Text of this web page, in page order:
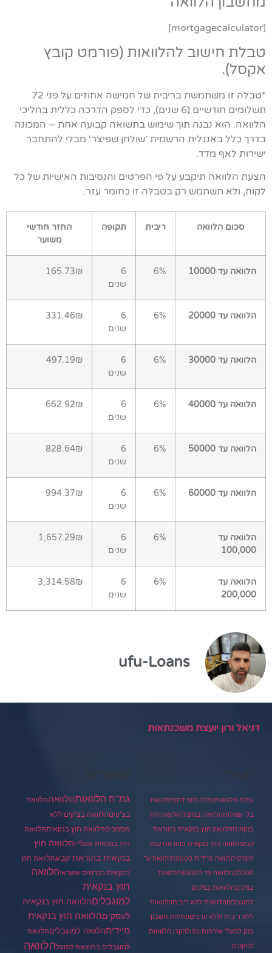
[mortgagecalculator]
טבלת חישוב להלוואות (פורמט קובץ
אקסל).
*טבלה זו משתמשת בריבית של חמישה אחוזים על פני 72
תשלומים חודשיים (6 שנים), כדי לספק הדרכה כללית בהליכי
הלוואה. הוא נבנה תוך שימוש בתשואה קבועה אחת – המכונה
בדרך כלל באנגלית הרשמית 'שולחן שפיצר' מבלי להתחבר
ישירות לאף מדד.
הצעת הלוואה תיקבע על פי הפרטים והנסיבות האישיות של כל
לקוח, ולא תשתמש רק בטבלה זו כחומר עזר.
סכום הלוואה ריבית תקופה
החזר חודשי
משוער
הלוואה עד 10000 6%
6
שנים
165.73₪
הלוואה עד 20000 6%
6
שנים
331.46₪
הלוואה עד 30000 6%
6
שנים
497.19₪
הלוואה עד 40000 6%
6
שנים
662.92₪
הלוואה עד 50000 6%
6
שנים
828.64₪
הלוואה עד 60000 6%
6
שנים
994.37₪
הלוואה עד
100,000
6%
6
שנים
1,657.29₪
הלוואה עד
200,000
6%
6
שנים
3,314.58₪
ufu-Loans
דניאל ורון יועצת משכנתאות
תגיות
גמ"ח הלוואותגמ"ח כסף דחוףהלוואה
בלי שאלותהלוואה בנתניההלוואה חוץ
בנקאיתהלוואה חוץ בנקאית בהוראת
קבעהלוואה חוץ בנקאית בהוראת קבע
מפרטיהלוואה מיידית 10000
הלוואה עד
20000הלוואה עד 60000
הלוואות
בצ'קיםהלוואות בצ'קים
למוגבליםהלוואות ללא ריביתהלוואות
ללא ריבית וללא ערביםפתיחת חשבון
בנק לבעלי אזרחות כפולהקרן הלוואות
לנזקקים
קטגוריות
גמ"ח הלוואותהלוואההלוואה
בצ'קיםהלוואה בצ'קים ללא
מסמכיםהלוואה חוץ בנקאיתהלוואה
חוץ בנקאית אונלייןהלוואה חוץ
בנקאית בהוראת קבעהלוואה חוץ
בנקאית בכרטיס אשראיהלוואה
חוץ בנקאית
למוגבליםהלוואה חוץ בנקאית
לעסקיםהלוואה חוץ בנקאית
מיידיתהלוואה למוגבליםהלוואה
למוגבלים בהוצאה לפועלהלוואה